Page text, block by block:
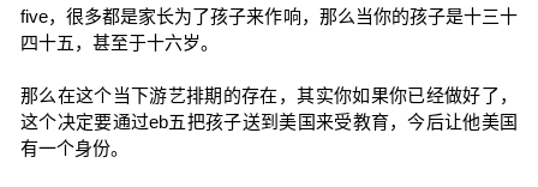
five，很多都是家长为了孩子来作响，那么当你的孩子是十三十
四十五，甚至于十六岁。
那么在这个当下游艺排期的存在，其实你如果你已经做好了，
这个决定要通过eb五把孩子送到美国来受教育，今后让他美国
有一个身份。